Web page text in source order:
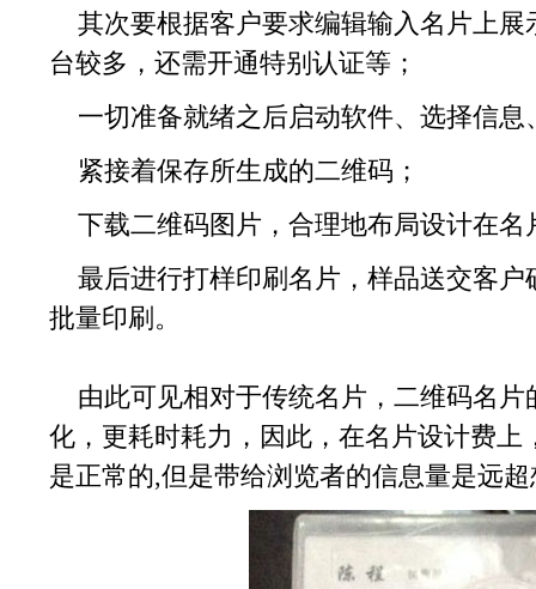
其次要根据客户要求编辑输入名片上展
台较多，还需开通特别认证等；
一切准备就绪之后启动软件、选择信息
紧接着保存所生成的二维码；
下载二维码图片，合理地布局设计在名
最后进行打样印刷名片，样品送交客户
批量印刷。
由此可见相对于传统名片，二维码名片
化，更耗时耗力，因此，在名片设计费
是正常的,但是带给浏览者的信息量是远